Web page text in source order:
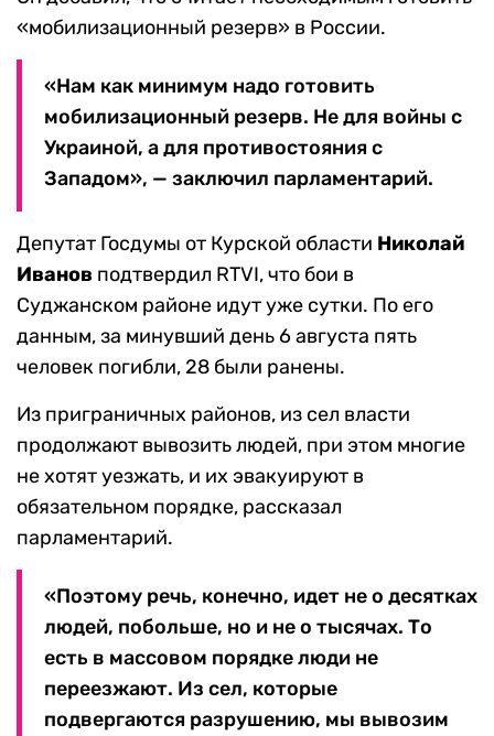
«мобилизационный резерв» в России.
«Нам как минимум надо готовить
мобилизационный резерв. Не для войны с
Украиной, а для противостояния с
Западом», — заключил парламентарий.
Депутат Госдумы от Курской области Николай
Иванов подтвердил RTVI, что бои в
Суджанском районе идут уже сутки. По его
данным, за минувший день 6 августа пять
человек погибли, 28 были ранены.
Из приграничных районов, из сел власти
продолжают вывозить людей, при этом многие
не хотят уезжать, и их эвакуируют в
обязательном порядке, рассказал
парламентарий.
«Поэтому речь, конечно, идет не о десятках
людей, побольше, но и не о тысячах. То
есть в массовом порядке люди не
переезжают. Из сел, которые
подвергаются разрушению, мы вывозим